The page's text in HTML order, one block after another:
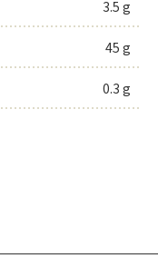
3.5 g
45 g
0.3 g